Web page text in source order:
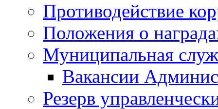
Противодействие
Положения о
Муниципальная
Вакансии
Резерв